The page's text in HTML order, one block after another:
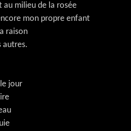
au milieu de la rosée
mon propre enfant
raison
autres.
jour